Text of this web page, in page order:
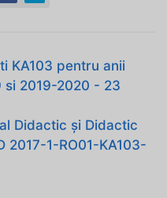
KA103 pentru anii
si 2019-2020 - 23
Didactic şi Didactic
2017-1-RO01-KA103-